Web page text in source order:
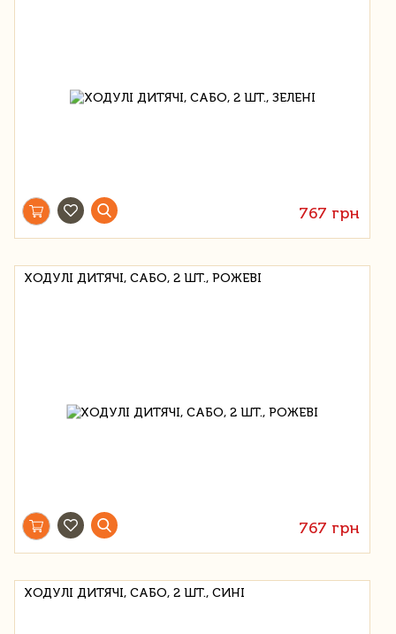
767 грн
ХОДУЛІ ДИТЯЧІ, САБО, 2 ШТ., РОЖЕВІ
767 грн
ХОДУЛІ ДИТЯЧІ, САБО, 2 ШТ., СИНІ